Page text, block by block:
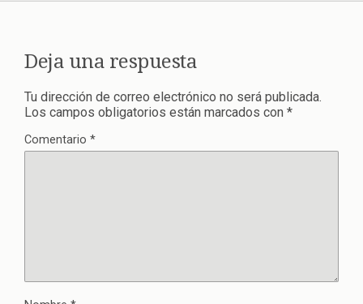
Deja una respuesta
Tu dirección de correo electrónico no será publicada.
Los campos obligatorios están marcados con *
Comentario *